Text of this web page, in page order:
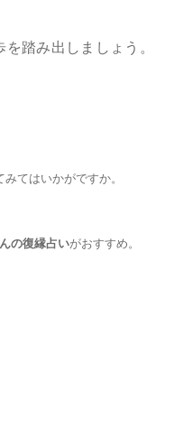
踏み出しましょう。
みてはいかがですか。
の復縁占いがおすすめ。